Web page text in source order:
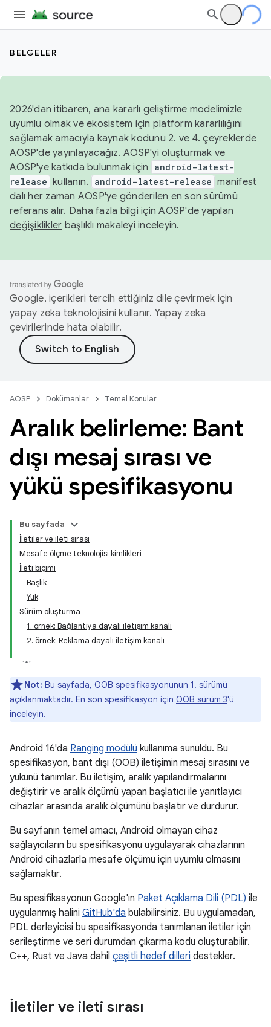
BELGELER
2026'dan itibaren, ana kararlı geliştirme modelimizle
uyumlu olmak ve ekosistem için platform kararlılığını
sağlamak amacıyla kaynak kodunu 2. ve 4. çeyreklerde
AOSP'de yayınlayacağız. AOSP'yi oluşturmak ve
AOSP'ye katkıda bulunmak için
android-latest-
release kullanın. android-latest-release manifest
dalı her zaman AOSP'ye gönderilen en son sürümü
referans alır. Daha fazla bilgi içinAOSP'de yapılan
değişiklikler başlıklı makaleyi inceleyin.
Google, içerikleri tercih ettiğiniz dile çevirmek için
yapay zeka teknolojisini kullanır. Yapay zeka
çevirilerinde hata olabilir.
AOSP Dokümanlar Temel Konular
Aralık belirleme: Bant
dışı mesaj sırası ve
yükü spesifikasyonu
Bu sayfada
İletiler ve ileti sırası
Mesafe ölçme teknolojisi kimlikleri
İleti biçimi
Başlık
Yük
Sürüm oluşturma
1. örnek: Bağlantıya dayalı iletişim kanalı
2. örnek: Reklama dayalı iletişim kanalı
Not: Bu sayfada, OOB spesifikasyonunun 1. sürümü
açıklanmaktadır. En son spesifikasyon için OOB sürüm 3'ü
inceleyin.
Android 16'da Ranging modülü kullanıma sunuldu. Bu
spesifikasyon, bant dışı (OOB) iletişimin mesaj sırasını ve
yükünü tanımlar. Bu iletişim, aralık yapılandırmalarını
değiştirir ve aralık ölçümü yapan başlatıcı ile yanıtlayıcı
cihazlar arasında aralık ölçümünü başlatır ve durdurur.
Bu sayfanın temel amacı, Android olmayan cihaz
sağlayıcıların bu spesifikasyonu uygulayarak cihazlarının
Android cihazlarla mesafe ölçümü için uyumlu olmasını
sağlamaktır.
Bu spesifikasyonun Google'ın Paket Açıklama Dili (PDL) ile
uygulanmış halini GitHub'da bulabilirsiniz. Bu uygulamadan,
PDL derleyicisi bu spesifikasyonda tanımlanan iletiler için
serileştirme ve seri durumdan çıkarma kodu oluşturabilir.
C++, Rust ve Java dahil çeşitli hedef dilleri destekler.
İletiler ve ileti sırası